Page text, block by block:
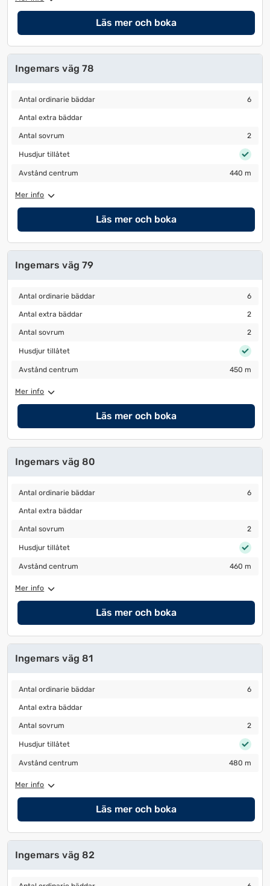
Läs mer och boka
Ingemars väg 78
Antal ordinarie bäddar
Antal ordinarie bäddar 6
Antal extra bäddar
Antal extra bäddar
Antal sovrum
Antal sovrum 2
Husdjur tillåtet
Husdjur tillåtet
Avstånd centrum
Avstånd centrum 440 m
Mer info
Läs mer och boka
Ingemars väg 79
Antal ordinarie bäddar
Antal ordinarie bäddar 6
Antal extra bäddar
Antal extra bäddar 2
Antal sovrum
Antal sovrum 2
Husdjur tillåtet
Husdjur tillåtet
Avstånd centrum
Avstånd centrum 450 m
Mer info
Läs mer och boka
Ingemars väg 80
Antal ordinarie bäddar
Antal ordinarie bäddar 6
Antal extra bäddar
Antal extra bäddar
Antal sovrum
Antal sovrum 2
Husdjur tillåtet
Husdjur tillåtet
Avstånd centrum
Avstånd centrum 460 m
Mer info
Läs mer och boka
Ingemars väg 81
Antal ordinarie bäddar
Antal ordinarie bäddar 6
Antal extra bäddar
Antal extra bäddar
Antal sovrum
Antal sovrum 2
Husdjur tillåtet
Husdjur tillåtet
Avstånd centrum
Avstånd centrum 480 m
Mer info
Läs mer och boka
Ingemars väg 82
Antal ordinarie bäddar